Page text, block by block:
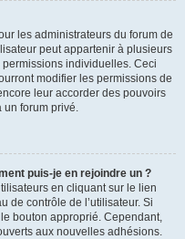
les administrateurs du forum de
peut appartenir à plusieurs
individuelles. Ceci
modifier les permissions de
leur accorder des pouvoirs
un forum privé.
puis-je en rejoindre un ?
en cliquant sur le lien
de contrôle de l’utilisateur. Si
bouton approprié. Cependant,
aux nouvelles adhésions.